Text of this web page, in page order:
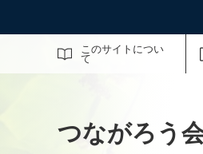
このサイトについ
て
サイト内検索
つながろう